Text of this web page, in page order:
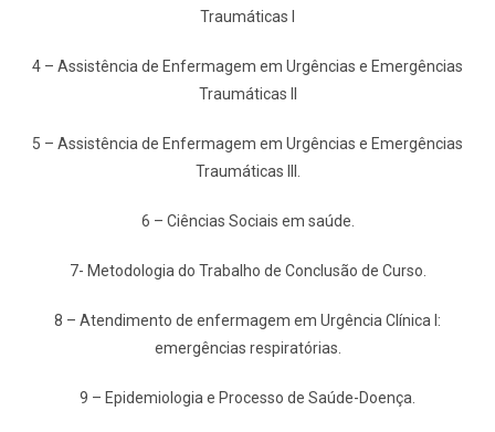
Traumáticas I
4 – Assistência de Enfermagem em Urgências e Emergências
Traumáticas II
5 – Assistência de Enfermagem em Urgências e Emergências
Traumáticas III.
6 – Ciências Sociais em saúde.
7- Metodologia do Trabalho de Conclusão de Curso.
8 – Atendimento de enfermagem em Urgência Clínica I:
emergências respiratórias.
9 – Epidemiologia e Processo de Saúde-Doença.